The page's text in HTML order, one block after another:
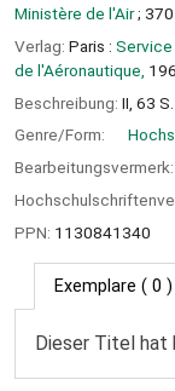
Ministère de l'Air; 370
Verlag: Paris : Service
de l'Aéronautique,
Beschreibung: II, 63
Genre/Form:
Bearbeitungsvermerk:
PPN: 1130841340
Exemplare ( 0 )
Dieser Titel hat